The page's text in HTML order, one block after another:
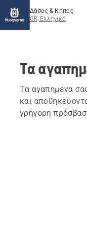
Δάσος & Κήπος
GR, Ελληνικά
Τα
Τα αγαπημένα
και
γρήγορη